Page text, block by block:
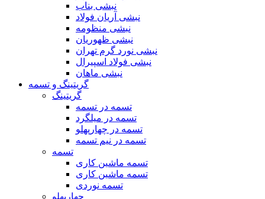
نبشی بناب
نبشی آریان فولاد
نبشی منظومه
نبشی ظهوریان
نبشی نورد گرم تهران
نبشی فولاد اسپیرال
نبشی ماهان
گریتینگ و تسمه
گریتینگ
تسمه در تسمه
تسمه در میلگرد
تسمه در چهارپهلو
تسمه در نیم تسمه
تسمه
تسمه ماشین کاری
تسمه ماشین کاری
تسمه نوردی
چهارپهلو